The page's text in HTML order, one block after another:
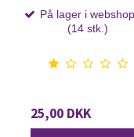
På lager i
(14 stk.)
25,00 DKK